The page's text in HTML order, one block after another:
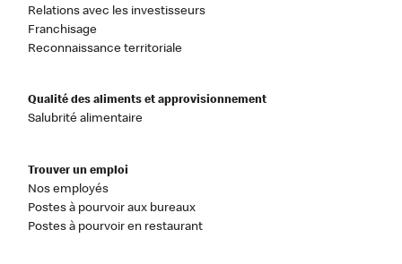
Relations avec les investisseurs
Franchisage
Reconnaissance territoriale
Qualité des aliments et approvisionnement
Salubrité alimentaire
Trouver un emploi
Nos employés
Postes à pourvoir aux bureaux
Postes à pourvoir en restaurant